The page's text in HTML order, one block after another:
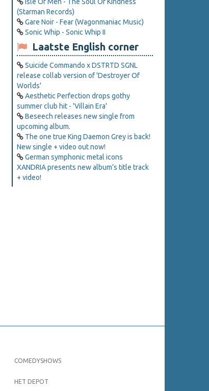
(Starman Records)
Gare Noir - Fear (Wagonmaniac Music)
Sonic Whip - Sonic Whip II
Laatste English corner
Suicide Commando x DSTRTD SGNL
release collab version of 'Destroyer Of
Worlds'
Aesthetic Perfection drops gothy
summer club hit - 'Villain Era'
Beseech releases new single from
upcoming album.
The one true King Daemon Grey is back!
New single + video out now!
German symphonic metal icons
XANDRIA presents new album’s title track
+ video!
COMEDYSHOWS
HET DEPOT